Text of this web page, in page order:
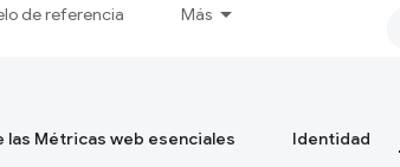
de referencia Más
Métricas web esenciales Identidad